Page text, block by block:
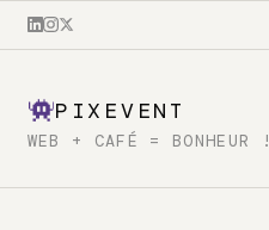
PIXEVENT
WEB + CAFÉ = BONHEUR !